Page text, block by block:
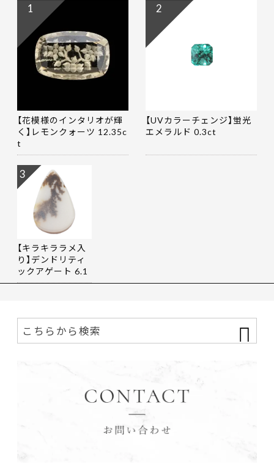
【花模様のインタリオが輝
く】レモンクォーツ 12.35c
t
1
【UVカラーチェンジ】蛍光
エメラルド 0.3ct
2
【キラキララメ入
り】デンドリティ
ックアゲート 6.1
9ct
3